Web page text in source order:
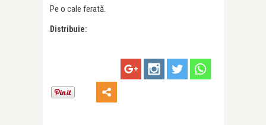
Pe o cale ferată.
Distribuie: